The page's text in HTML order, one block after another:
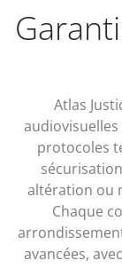
Atlas
protocoles
altération ou
Chaque
avancées,